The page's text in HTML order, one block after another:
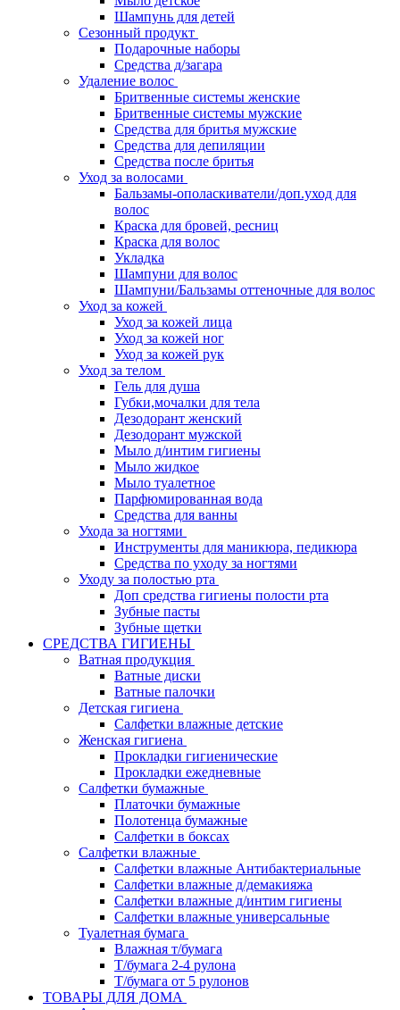
Шампунь для детей
Сезонный продукт
Подарочные наборы
Средства д/загара
Удаление волос
Бритвенные системы женские
Бритвенные системы мужские
Средства для бритья мужские
Средства для депиляции
Средства после бритья
Уход за волосами
Бальзамы-ополаскиватели/доп.уход для
волос
Краска для бровей, ресниц
Краска для волос
Укладка
Шампуни для волос
Шампуни/Бальзамы оттеночные для волос
Уход за кожей
Уход за кожей лица
Уход за кожей ног
Уход за кожей рук
Уход за телом
Гель для душа
Губки,мочалки для тела
Дезодорант женский
Дезодорант мужской
Мыло д/интим гигиены
Мыло жидкое
Мыло туалетное
Парфюмированная вода
Средства для ванны
Ухода за ногтями
Инструменты для маникюра, педикюра
Средства по уходу за ногтями
Уходу за полостью рта
Доп средства гигиены полости рта
Зубные пасты
Зубные щетки
СРЕДСТВА ГИГИЕНЫ
Ватная продукция
Ватные диски
Ватные палочки
Детская гигиена
Салфетки влажные детские
Женская гигиена
Прокладки гигиенические
Прокладки ежедневные
Салфетки бумажные
Платочки бумажные
Полотенца бумажные
Салфетки в боксах
Салфетки влажные
Салфетки влажные Антибактериальные
Салфетки влажные д/демакияжа
Салфетки влажные д/интим гигиены
Салфетки влажные универсальные
Туалетная бумага
Влажная т/бумага
Т/бумага 2-4 рулона
Т/бумага от 5 рулонов
ТОВАРЫ ДЛЯ ДОМА